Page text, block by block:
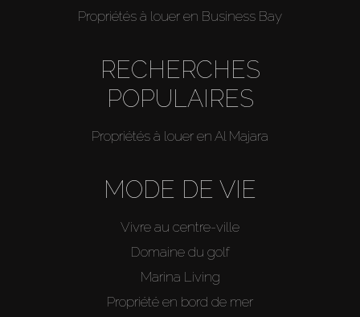
Propriétés à louer en Business Bay
RECHERCHES
POPULAIRES
Propriétés à louer en Al Majara
MODE DE VIE
Vivre au centre-ville
Domaine du golf
Marina Living
Propriété en bord de mer